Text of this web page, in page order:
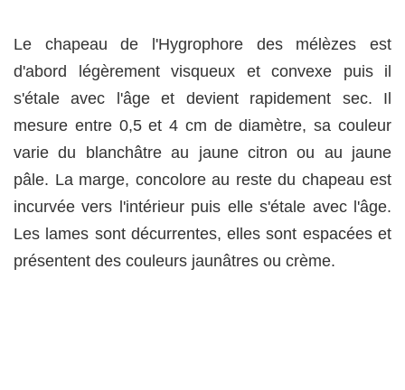
Le chapeau de l'Hygrophore des mélèzes est
d'abord légèrement visqueux et convexe puis il
s'étale avec l'âge et devient rapidement sec. Il
mesure entre 0,5 et 4 cm de diamètre, sa couleur
varie du blanchâtre au jaune citron ou au jaune
pâle. La marge, concolore au reste du chapeau est
incurvée vers l'intérieur puis elle s'étale avec l'âge.
Les lames sont décurrentes, elles sont espacées et
présentent des couleurs jaunâtres ou crème.